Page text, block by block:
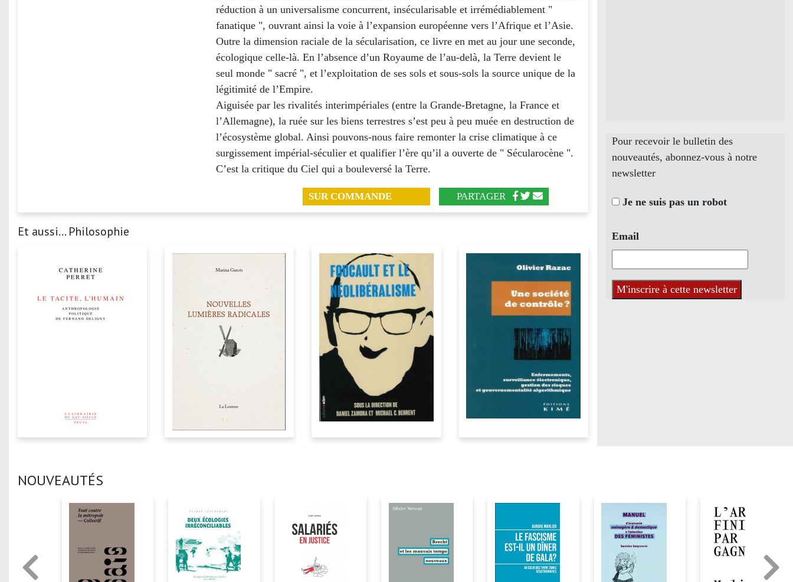
réduction à un universalisme concurrent, insécularisable et irrémédiablement "
fanatique ", ouvrant ainsi la voie à l’expansion européenne vers l’Afrique et l’Asie.
Outre la dimension raciale de la sécularisation, ce livre en met au jour une seconde,
écologique celle-là. En l’absence d’un Royaume de l’au-delà, la Terre devient le
seul monde " sacré ", et l’exploitation de ses sols et sous-sols la source unique de la
légitimité de l’Empire.
Aiguisée par les rivalités interimpériales (entre la Grande-Bretagne, la France et
l’Allemagne), la ruée sur les biens terrestres s’est peu à peu muée en destruction de
l’écosystème global. Ainsi pouvons-nous faire remonter la crise climatique à ce
surgissement impérial-séculier et qualifier l’ère qu’il a ouverte de " Sécularocène ".
C’est la critique du Ciel qui a bouleversé la Terre.
SUR COMMANDE PARTAGER
Et aussi... Philosophie
Pour recevoir le bulletin des
nouveautés, abonnez-vous à notre
newsletter
Je ne suis pas un robot
Email
NOUVEAUTÉS